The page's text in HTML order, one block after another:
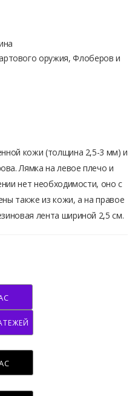
оружия, Флоберов и
кожи (толщина 2,5-3 мм) и
Лямка на левое плечо и
нет необходимости, оно с
также из кожи, а на правое
лента шириной 2,5 см.